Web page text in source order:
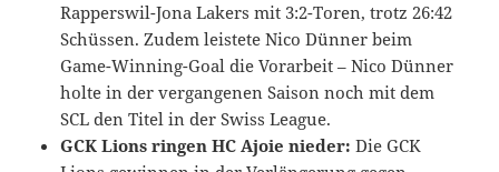
Rapperswil-Jona Lakers mit 3:2-Toren, trotz 26:42
Schüssen. Zudem leistete Nico Dünner beim
Game-Winning-Goal die Vorarbeit – Nico Dünner
holte in der vergangenen Saison noch mit dem
SCL den Titel in der Swiss League.
GCK Lions ringen HC Ajoie nieder: Die GCK